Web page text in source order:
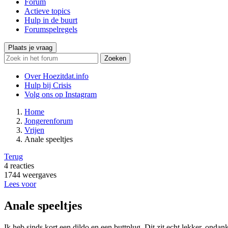
Forum
Actieve topics
Hulp in de buurt
Forumspelregels
Plaats je vraag
Zoeken
Over Hoezitdat.info
Hulp bij Crisis
Volg ons op Instagram
Home
Jongerenforum
Vrijen
Anale speeltjes
Terug
4 reacties
1744 weergaves
Lees voor
Anale speeltjes